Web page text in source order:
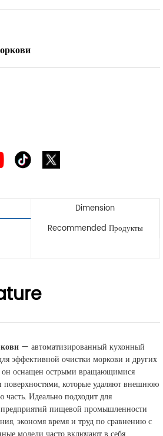
Dimension
Recommended Продукты
— автоматизированный кухонный
эффективной очистки моркови и других
оснащен острыми вращающимися
которые удаляют внешнюю
часть. Идеально подходит для
пищевой промышленности
экономя время и труд по сравнению с